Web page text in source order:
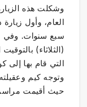
وشكلت هذه
العام، وأول
سبع سنوات. وفي
(الثلاثاء)
التي قام بها إلى
وتوجه كيم
حيث أقيمت